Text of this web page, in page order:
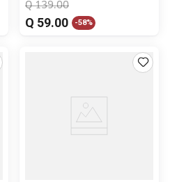
Q 139.00
Q 59.00 -58%